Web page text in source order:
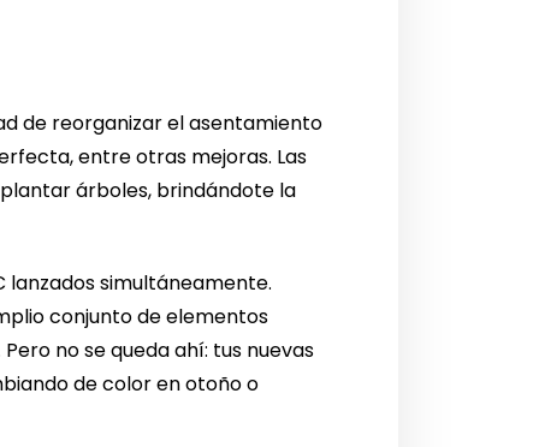
de reorganizar el asentamiento
entre otras mejoras. Las
árboles, brindándote la
lanzados simultáneamente.
conjunto de elementos
no se queda ahí: tus nuevas
de color en otoño o